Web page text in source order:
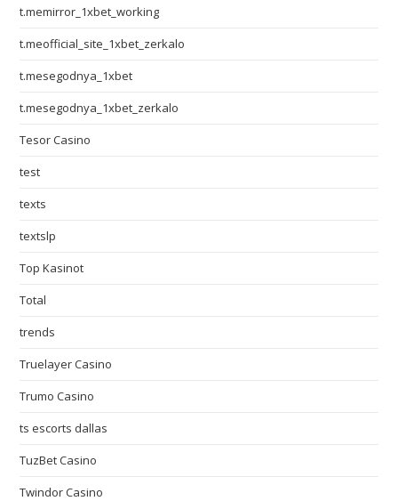
t.memirror_1xbet_working
t.meofficial_site_1xbet_zerkalo
t.mesegodnya_1xbet
t.mesegodnya_1xbet_zerkalo
Tesor Casino
test
texts
textslp
Top Kasinot
Total
trends
Truelayer Casino
Trumo Casino
ts escorts dallas
TuzBet Casino
Twindor Casino